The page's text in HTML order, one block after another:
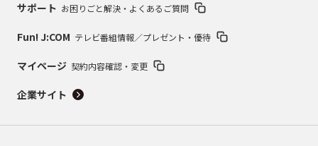
サポート お困りごと解決・よくあるご質問
Fun! J:COM テレビ番組情報／プレゼント・優待
マイページ 契約内容確認・変更
企業サイト